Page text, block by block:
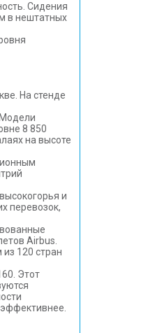
Сидения
в нештатных
На стенде
Модели
8 850
на высоте
и
перевозок,
Airbus.
120 стран
Этот